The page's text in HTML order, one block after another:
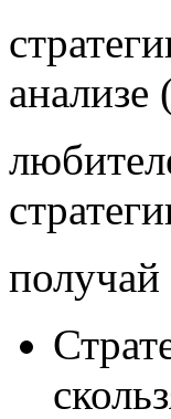
анализе